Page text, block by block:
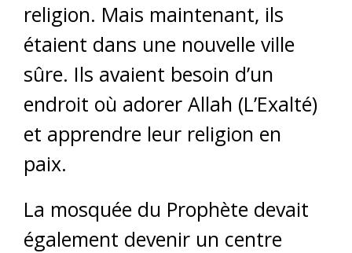
religion. Mais maintenant, ils
étaient dans une nouvelle ville
sûre. Ils avaient besoin d’un
endroit où adorer Allah (L’Exalté)
et apprendre leur religion en
paix.
La mosquée du Prophète devait
également devenir un centre